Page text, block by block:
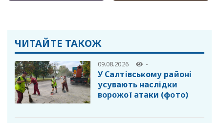
ЧИТАЙТЕ ТАКОЖ
09.08.2026 -
У Салтівському районі
усувають наслідки
ворожої атаки (фото)